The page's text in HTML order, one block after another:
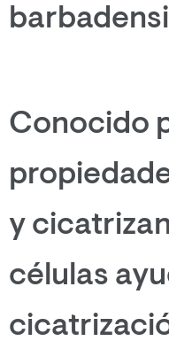
Conocido
y
células